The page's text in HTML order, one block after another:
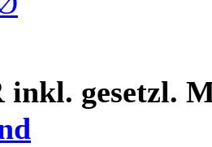
inkl. gesetzl.